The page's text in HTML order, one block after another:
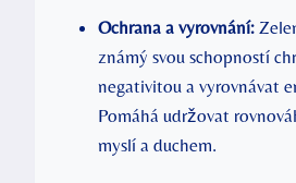
Ochrana a vyrovnání:
známý svou schopností
negativitou a vyrovnávat
Pomáhá udržovat
myslí a duchem.